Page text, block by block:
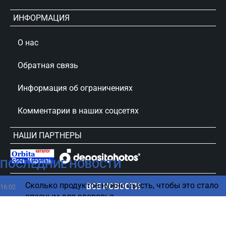
ПОСЛЕДНИЕ НОВОСТИ
16:02
Сколько продуктов нужно съесть, чтобы это стало
опасным для здоровья
ВСЕ НОВОСТИ
ИНФОРМАЦИЯ
О нас
Обратная связь
Информация об ограничениях
Комментарии в наших соцсетях
НАШИ ПАРТНЕРЫ
сursorinfo.co.il © Все права защищены